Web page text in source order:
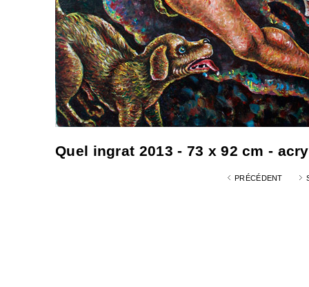
Quel ingrat 2013 - 73 x 92 cm -
PRÉCÉDENT